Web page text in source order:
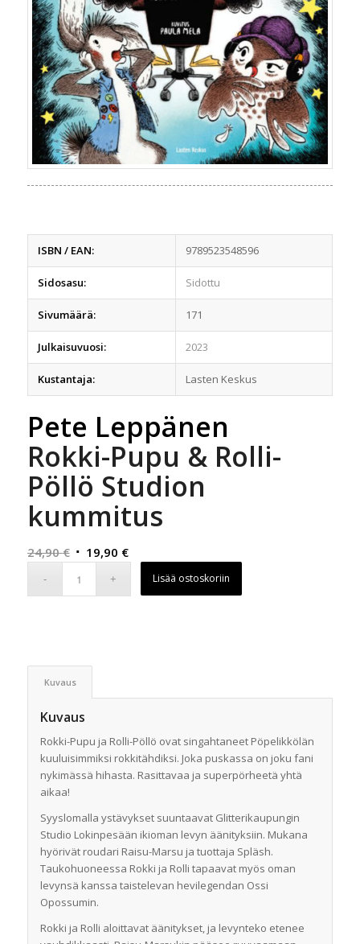
ISBN / EAN: 9789523548596
Sidosasu: Sidottu
Sivumäärä: 171
Julkaisuvuosi: 2023
Kustantaja: Lasten Keskus
Pete Leppänen
Rokki-Pupu & Rolli-
Pöllö Studion
kummitus
24,90€ Alkuperäinen
19,90 €Nykyinen
Lisää ostoskoriin
Kuvaus
Kuvaus
Rokki-Pupu ja Rolli-Pöllö ovat singahtaneet Pöpelikkölän
kuuluisimmiksi rokkitähdiksi. Joka puskassa on joku fani
nykimässä hihasta. Rasittavaa ja superpörheetä yhtä
aikaa!
Syyslomalla ystävykset suuntaavat Glitterikaupungin
Studio Lokinpesään ikioman levyn äänityksiin. Mukana
hyörivät roudari Raisu-Marsu ja tuottaja Spläsh.
Taukohuoneessa Rokki ja Rolli tapaavat myös oman
levynsä kanssa taistelevan hevilegendan Ossi
Opossumin.
Rokki ja Rolli aloittavat äänitykset, ja levynteko etenee